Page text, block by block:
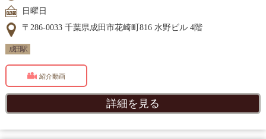
日曜日
〒286-0033 千葉県成田市花崎町816 水野ビル 4階
成田駅
紹介動画
詳細を見る